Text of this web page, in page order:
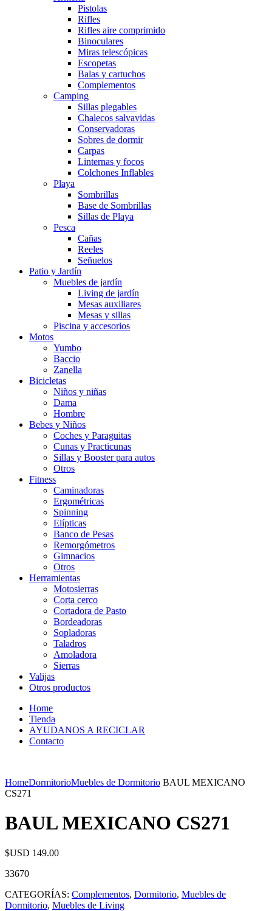
Pistolas
Rifles
Rifles aire comprimido
Binoculares
Miras telescópicas
Escopetas
Balas y cartuchos
Complementos
Camping
Sillas plegables
Chalecos salvavidas
Conservadoras
Sobres de dormir
Carpas
Linternas y focos
Colchones Inflables
Playa
Sombrillas
Base de Sombrillas
Sillas de Playa
Pesca
Cañas
Reeles
Señuelos
Patio y Jardín
Muebles de jardín
Living de jardín
Mesas auxiliares
Mesas y sillas
Piscina y accesorios
Motos
Yumbo
Baccio
Zanella
Bicicletas
Niños y niñas
Dama
Hombre
Bebes y Niños
Coches y Paraguitas
Cunas y Practicunas
Sillas y Booster para autos
Otros
Fitness
Caminadoras
Ergométricas
Spinning
Elípticas
Banco de Pesas
Remorgómetros
Gimnacios
Otros
Herramientas
Motosierras
Corta cerco
Cortadora de Pasto
Bordeadoras
Sopladoras
Taladros
Amoladora
Sierras
Valijas
Otros productos
Home
Tienda
AYUDANOS A RECICLAR
Contacto
HomeDormitorioMuebles de Dormitorio BAUL MEXICANO
CS271
BAUL MEXICANO CS271
$USD 149.00
33670
CATEGORÍAS: Complementos, Dormitorio, Muebles de
Dormitorio, Muebles de Living